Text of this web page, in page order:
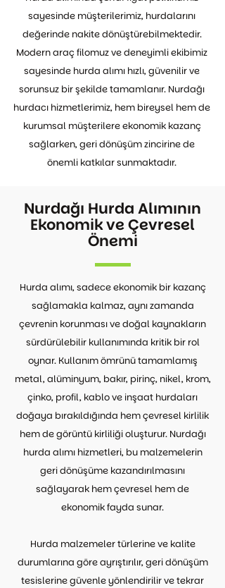
sayesinde müşterilerimiz, hurdalarını
değerinde nakite dönüştürebilmektedir.
Modern araç filomuz ve deneyimli ekibimiz
sayesinde hurda alımı hızlı, güvenilir ve
sorunsuz bir şekilde tamamlanır. Nurdağı
hurdacı hizmetlerimiz, hem bireysel hem de
kurumsal müşterilere ekonomik kazanç
sağlarken, geri dönüşüm zincirine de
önemli katkılar sunmaktadır.
Nurdağı Hurda Alımının
Ekonomik ve Çevresel
Önemi
Hurda alımı, sadece ekonomik bir kazanç
sağlamakla kalmaz, aynı zamanda
çevrenin korunması ve doğal kaynakların
sürdürülebilir kullanımında kritik bir rol
oynar. Kullanım ömrünü tamamlamış
metal, alüminyum, bakır, pirinç, nikel, krom,
çinko, profil, kablo ve inşaat hurdaları
doğaya bırakıldığında hem çevresel kirlilik
hem de görüntü kirliliği oluşturur. Nurdağı
hurda alımı hizmetleri, bu malzemelerin
geri dönüşüme kazandırılmasını
sağlayarak hem çevresel hem de
ekonomik fayda sunar.
Hurda malzemeler türlerine ve kalite
durumlarına göre ayrıştırılır, geri dönüşüm
tesislerine güvenle yönlendirilir ve tekrar